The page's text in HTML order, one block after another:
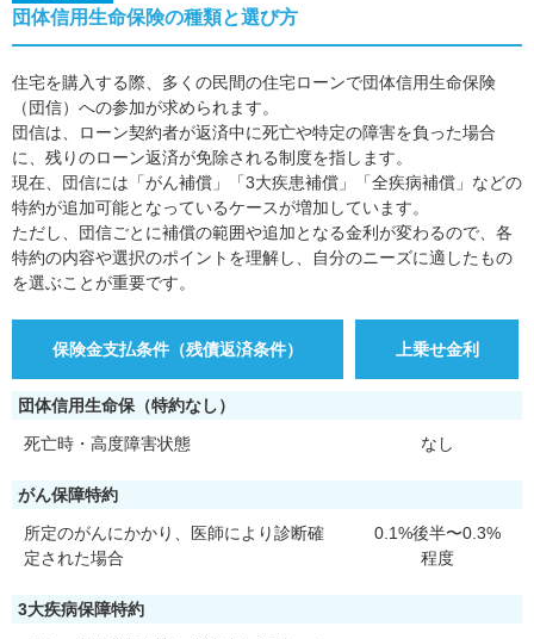
団体信用生命保険の種類と選び方
住宅を購入する際、多くの民間の住宅ローンで団体信用生命保険
（団信）への参加が求められます。
団信は、ローン契約者が返済中に死亡や特定の障害を負った場合
に、残りのローン返済が免除される制度を指します。
現在、団信には「がん補償」「3大疾患補償」「全疾病補償」などの
特約が追加可能となっているケースが増加しています。
ただし、団信ごとに補償の範囲や追加となる金利が変わるので、各
特約の内容や選択のポイントを理解し、自分のニーズに適したもの
を選ぶことが重要です。
保険金支払条件（残債返済条件） 上乗せ金利
団体信用生命保（特約なし）
死亡時・高度障害状態
なし
がん保障特約
所定のがんにかかり、医師により診断確
定された場合
0.1%後半〜0.3%
程度
3大疾病保障特約